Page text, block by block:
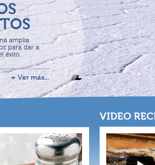
amplia
para dar a
éxito.
+ Ver más...
VIDEO